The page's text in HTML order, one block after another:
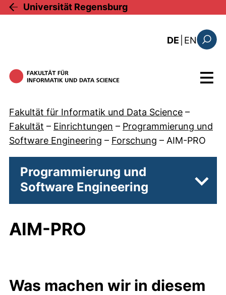
Direkt zum Inhalt
Universität Regensburg
DE EN: this
Menü
Fakultät für Informatik und Data Science –
Fakultät – Einrichtungen – Programmierung und
Software Engineering – Forschung – AIM-PRO
Programmierung und
Software Engineering
AIM-PRO
Was machen wir in diesem